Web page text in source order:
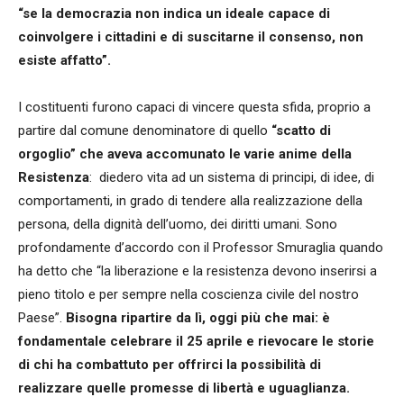
“se la democrazia non indica un ideale capace di
coinvolgere i cittadini e di suscitarne il consenso, non
esiste affatto”.
I costituenti furono capaci di vincere questa sfida, proprio a
partire dal comune denominatore di quello “scatto di
orgoglio” che aveva accomunato le varie anime della
Resistenza: diedero vita ad un sistema di principi, di idee, di
comportamenti, in grado di tendere alla realizzazione della
persona, della dignità dell’uomo, dei diritti umani. Sono
profondamente d’accordo con il Professor Smuraglia quando
ha detto che “la liberazione e la resistenza devono inserirsi a
pieno titolo e per sempre nella coscienza civile del nostro
Paese”. Bisogna ripartire da lì, oggi più che mai: è
fondamentale celebrare il 25 aprile e rievocare le storie
di chi ha combattuto per offrirci la possibilità di
realizzare quelle promesse di libertà e uguaglianza.